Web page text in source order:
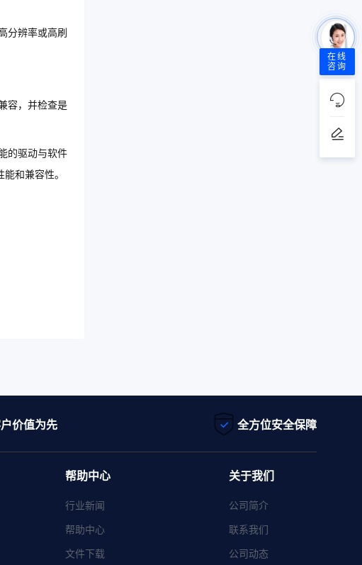
分辨率或高刷
容，并检查是
的驱动与软件
和兼容性。
价值为先 全方位安全保障
帮助中心
行业新闻
帮助中心
文件下载
关于我们
公司简介
联系我们
公司动态
在线
咨询